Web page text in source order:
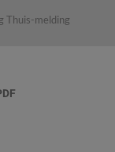
Thuis-melding